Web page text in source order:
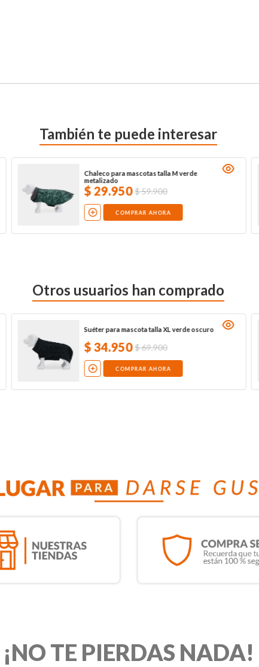
También te puede interesar
Chaleco para mascotas talla M verde
metalizado
$29.950 $59.900
COMPRAR AHORA
Otros usuarios han comprado
Suéter para mascota talla XL verde oscuro
$34.950 $69.900
COMPRAR AHORA
¡NO TE PIERDAS NADA!